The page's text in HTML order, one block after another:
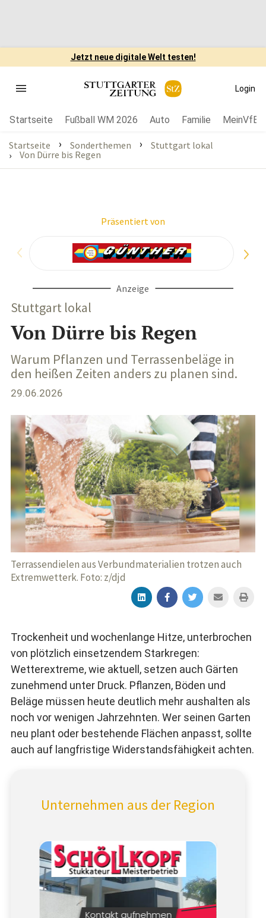
Jetzt neue digitale Welt testen!
Login
Startseite Fußball WM 2026 Auto Familie MeinVfB
Startseite › Sonderthemen ›
Stuttgart lokal
›
Von Dürre bis Regen
Präsentiert von
Anzeige
Stuttgart lokal
Von Dürre bis Regen
Warum Pflanzen und Terrassenbeläge in
den heißen Zeiten anders zu planen sind.
29.06.2026
Terrassendielen aus Verbundmaterialien trotzen auch
Extremwetterk. Foto: z/djd
Trockenheit und wochenlange Hitze, unterbrochen
von plötzlich einsetzendem Starkregen:
Wetterextreme, wie aktuell, setzen auch Gärten
zunehmend unter Druck. Pflanzen, Böden und
Beläge müssen heute deutlich mehr aushalten als
noch vor wenigen Jahrzehnten. Wer seinen Garten
neu plant oder bestehende Flächen anpasst, sollte
auch auf langfristige Widerstandsfähigkeit achten.
Unternehmen aus der Region